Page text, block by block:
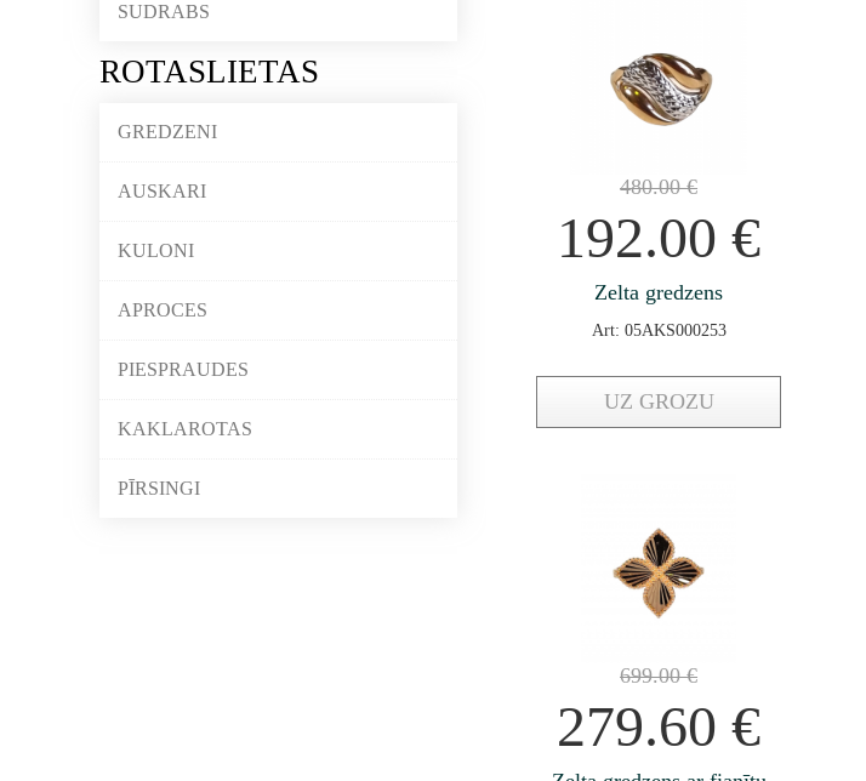
SUDRABS
ROTASLIETAS
GREDZENI
AUSKARI
KULONI
APROCES
PIESPRAUDES
KAKLAROTAS
PĪRSINGI
480.00€
192.00€
Zelta gredzens
Art: 05AKS000253
UZ GROZU
699.00€
279.60€